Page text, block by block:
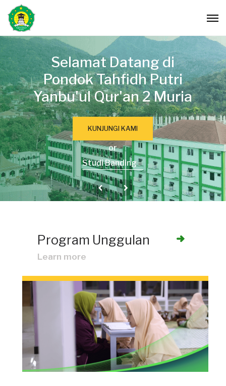
Selamat Datang di
Pondok Tahfidh Putri
Yanbu'ul Qur'an 2 Muria
Studi Banding
KUNJUNGI KAMI
or
Program Unggulan
Learn more